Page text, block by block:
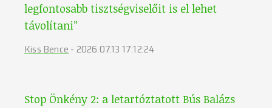
legfontosabb tisztségviselőit is el lehet
távolítani”
Kiss Bence- 2026.07.13 17:12:24
Stop Önkény 2: a letartóztatott Bús Balázs